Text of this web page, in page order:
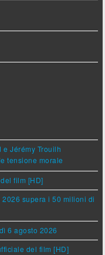
e Jérémy Trouilh
tensione morale
film [HD]
supera i 50 milioni di
6 agosto 2026
del film [HD]